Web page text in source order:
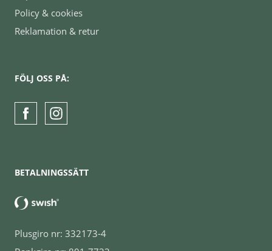
Policy & cookies
Reklamation & retur
FÖLJ OSS PÅ:
BETALNINGSSÄTT
Plusgiro nr: 332173-4